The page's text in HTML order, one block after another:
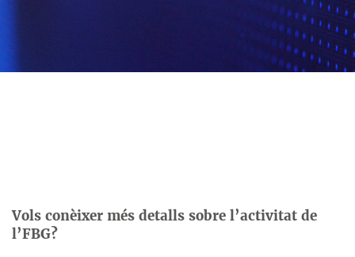
Vols conèixer més detalls sobre l’activitat de
l’FBG?